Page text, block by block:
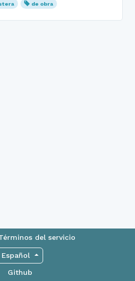
de obra
del servicio
Español
Github